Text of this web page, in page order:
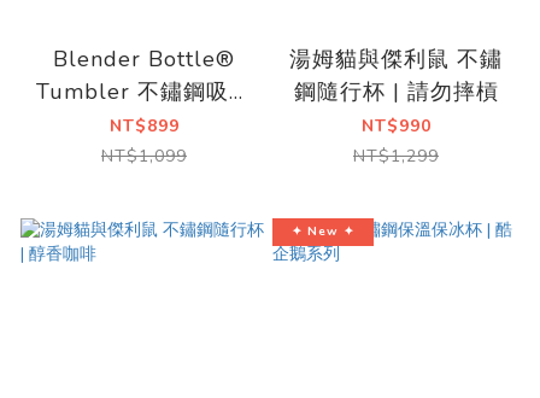
Blender Bottle®
Tumbler 不鏽鋼吸管
隨行杯|710ml-3
NT$899
NT$1,099
湯姆貓與傑利鼠 不鏽
鋼隨行杯 | 請勿摔槓
NT$990
NT$1,299
✦ New ✦